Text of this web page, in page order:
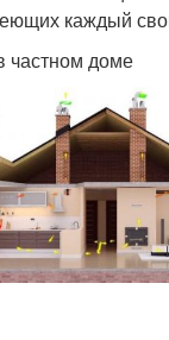
каждый
частном доме